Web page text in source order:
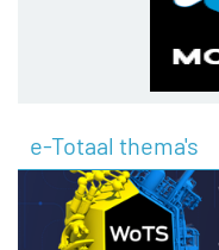
e-Totaal thema's